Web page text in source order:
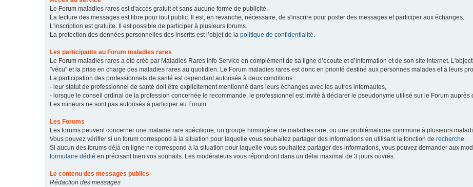
Le Forum maladies rares est d'accès gratuit et sans aucune forme de publicité.
La lecture des messages est libre pour tout public. Il est, en revanche, nécessaire, de s'inscrire pour poster des messages et participer aux échanges.
L'inscription est gratuite. Il est possible de participer à plusieurs forums.
La protection des données personnelles des inscrits est l’objet de la politique de confidentialité.
Les participants au Forum maladies rares
Le Forum maladies rares a été créé par Maladies Rares Info Service en complément de sa ligne d’écoute et d’information et de son site internet.
"vécu" et la prise en charge des maladies rares au quotidien. Le Forum maladies rares est donc en priorité destiné aux personnes malades et à leurs
La participation des professionnels de santé est cependant autorisée à deux conditions :
- leur statut de professionnel de santé doit être explicitement mentionné dans leurs échanges avec les autres internautes,
- lorsque le conseil ordinal de la profession concernée le recommande, le professionnel est invité à déclarer le pseudonyme utilisé sur le Forum auprès
Les mineurs ne sont pas autorisés à participer au Forum.
Les Forums
Les forums peuvent concerner une maladie rare spécifique, un groupe homogène de maladies rare, ou une problématique commune à plusieurs
Vous pouvez vérifier si un forum correspond à la situation pour laquelle vous souhaitez partager des informations en utilisant la fonction de recherche.
Si aucun des forums déjà en ligne ne correspond à la situation pour laquelle vous souhaitez partager des informations, vous pouvez demander aux
formulaire dédié en précisant bien vos souhaits. Les modérateurs vous répondront dans un délai maximal de 3 jours ouvrés.
Le contenu des messages publics
Rédaction des messages